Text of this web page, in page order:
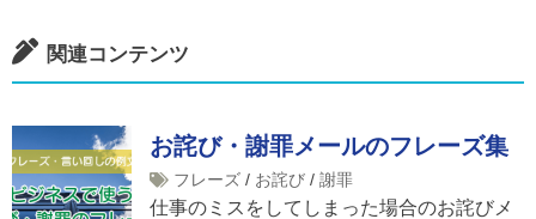
関連コンテンツ
お詫び・謝罪メールのフレーズ集
フレーズ / お詫び / 謝罪
仕事のミスをしてしまった場合のお詫びメ